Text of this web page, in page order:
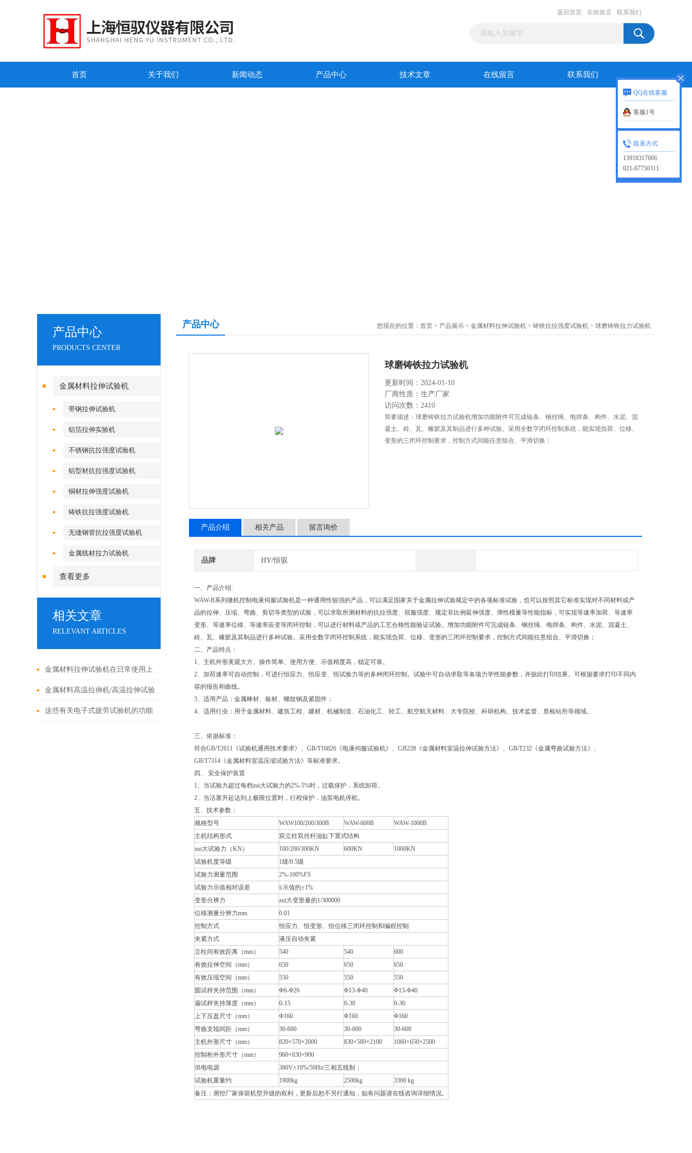
返回首页 在线留言 联系我们
首页 关于我们 新闻动态 产品中心 技术文章 在线留言 联系我们
产品中心
PRODUCTS CENTER
金属材料拉伸试验机
带钢拉伸试验机
铝箔拉伸实验机
不锈钢抗拉强度试验机
铝型材抗拉强度试验机
铜材拉伸强度试验机
铸铁抗拉强度试验机
无缝钢管抗拉强度试验机
金属线材拉力试验机
查看更多
相关文章
RELEVANT ARTICLES
金属材料拉伸试验机在日常使用上
有八大功能
金属材料高温拉伸机/高温拉伸试验
机的技术特征
这些有关电子式疲劳试验机的功能
产品中心 您现在的位置： 首页 > 产品展示 > 金属材料拉伸试验机 > 铸铁抗拉强度试验机 > 球磨铸铁拉力试验机
球磨铸铁拉力试验机
更新时间：2024-01-10
厂商性质：生产厂家
访问次数：2410
简要描述：球磨铸铁拉力试验机增加功能附件可完成链条、钢丝绳、电焊条、构件、水泥、混
凝土、砖、瓦、橡胶及其制品进行多种试验。采用全数字闭环控制系统，能实现负荷、位移、
变形的三闭环控制要求，控制方式间能任意组合、平滑切换；
产品介绍 相关产品 留言询价
品牌 HY/恒驭
一、产品介绍:
WAW-B系列微机控制电液伺服试验机是一种通用性较强的产品，可以满足国家关于金属拉伸试验规定中的各项标准试验，也可以按照其它标准实现对不同材料或产
品的拉伸、压缩、弯曲、剪切等类型的试验，可以求取所测材料的抗拉强度、屈服强度、规定非比例延伸强度、弹性模量等性能指标，可实现等速率加荷、等速率
变形、等速率位移、等速率应变等闭环控制，可以进行材料或产品的工艺合格性能验证试验。增加功能附件可完成链条、钢丝绳、电焊条、构件、水泥、混凝土、
砖、瓦、橡胶及其制品进行多种试验。采用全数字闭环控制系统，能实现负荷、位移、变形的三闭环控制要求，控制方式间能任意组合、平滑切换；
二、产品特点：
1、主机外形美观大方、操作简单、使用方便、示值精度高，稳定可靠。
2、加荷速率可自动控制，可进行恒应力、恒应变、恒试验力等的多种闭环控制。试验中可自动求取等各项力学性能参数，并据此打印结果。可根据要求打印不同内
容的报告和曲线。
3、适用产品：金属棒材、板材、螺纹钢及紧固件；
4、适用行业：用于金属材料、建筑工程、建材、机械制造、石油化工、轻工、航空航天材料、大专院校、科研机构、技术监督、质检站所等领域。
三、依据标准：
符合GB/T2611《试验机通用技术要求》、GB/T16826《电液伺服试验机》、GB228《金属材料室温拉伸试验方法》、GB/T232《金属弯曲试验方法》、
GB/T7314《金属材料室温压缩试验方法》等标准要求。
四、 安全保护装置
1、当试验力超过每档zui大试验力的2%-5%时，过载保护，系统卸荷。
2、当活塞升起达到上极限位置时，行程保护，油泵电机停机。
五、技术参数：
规格型号
WAW100/200/300B WAW-600B
WAW-1000B
主机结构形式
双立柱双丝杆油缸下置式结构
zui大试验力（KN）
100/200/300KN 600KN
1000KN
试验机度等级
1级/0.5级
试验力测量范围
2%-100%FS
试验力示值相对误差
≦示值的±1%
变形分辨力
zui大变形量的1/300000
位移测量分辨力mm
0.01
控制方式
恒应力、恒变形、恒位移三闭环控制和编程控制
夹紧方式
液压自动夹紧
立柱间有效距离（mm）
540 540
600
有效拉伸空间（mm）
650 650
650
有效压缩空间（mm）
550 550
550
圆试样夹持范围（mm）
Φ6-Φ26 Φ13-Φ40
Φ13-Φ40
扁试样夹持厚度（mm）
0-15 0-30
0-30
上下压盘尺寸（mm）
Φ160 Φ160
Φ160
弯曲支辊间距（mm）
30-600 30-600
30-600
主机外形尺寸（mm）
820×570×2000 830×580×2100
1060×650×2500
控制柜外形尺寸（mm）
960×630×900
供电电源
380V±10%/50Hz/三相五线制；
试验机重量约
1900kg 2500kg
3300 kg
备注：测控厂家保留机型升级的权利，更新后恕不另行通知，如有问题请在线咨询详细情况。
QQ在线客服
客服1号
联系方式
13918317606
021-67750311